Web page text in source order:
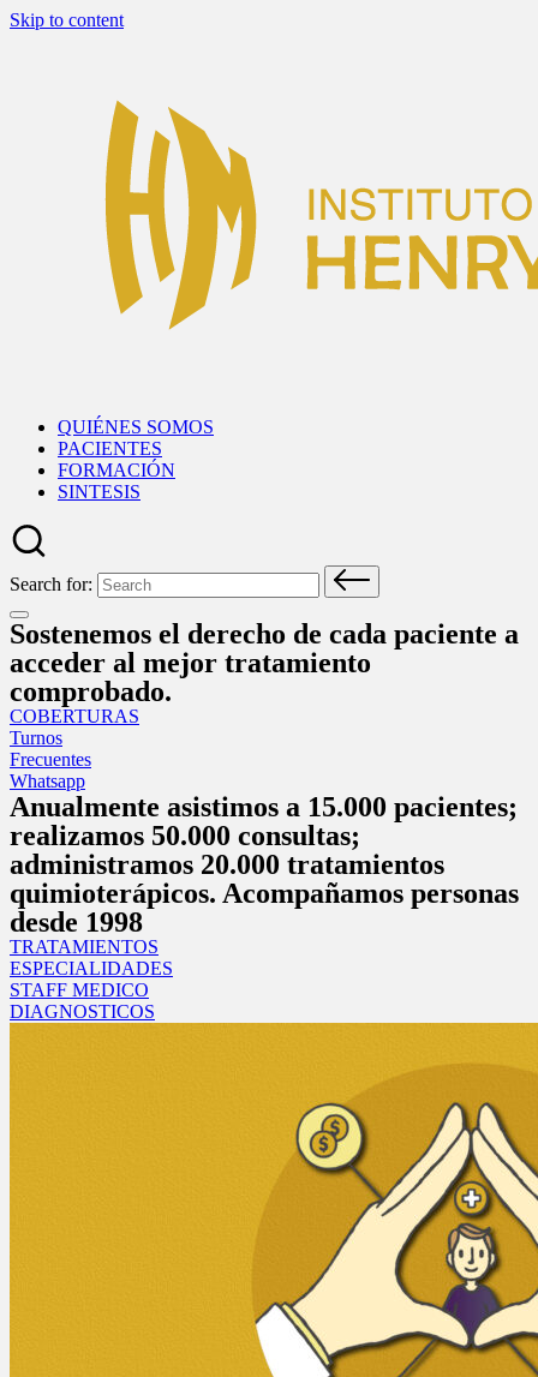
Skip to content
QUIÉNES SOMOS
PACIENTES
FORMACIÓN
SINTESIS
Search for:
Sostenemos el derecho de cada paciente a
acceder al mejor tratamiento
comprobado.
COBERTURAS
Turnos
Frecuentes
Whatsapp
Anualmente asistimos a 15.000 pacientes;
realizamos 50.000 consultas;
administramos 20.000 tratamientos
quimioterápicos. Acompañamos personas
desde 1998
TRATAMIENTOS
ESPECIALIDADES
STAFF MEDICO
DIAGNOSTICOS